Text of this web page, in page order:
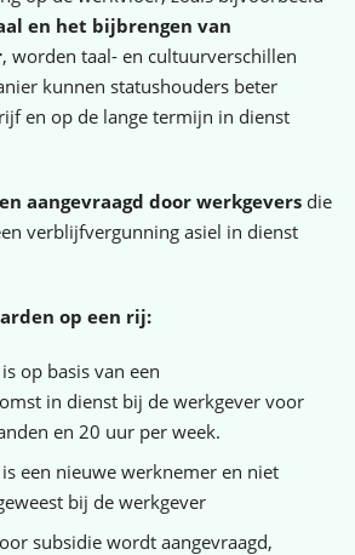
en het bijbrengen van
, worden taal- en cultuurverschillen
kunnen statushouders beter
en op de lange termijn in dienst
aangevraagd door werkgevers die
verblijfvergunning asiel in dienst
op een rij:
op basis van een
in dienst bij de werkgever voor
en 20 uur per week.
een nieuwe werknemer en niet
bij de werkgever
subsidie wordt aangevraagd,